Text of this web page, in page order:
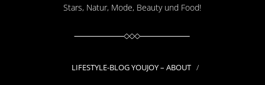
Stars, Natur, Mode, Beauty und Food!
LIFESTYLE-BLOG YOUJOY – ABOUT